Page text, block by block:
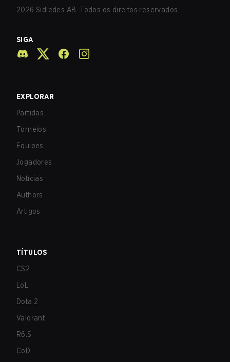
2026 Sidledes AB. Todos os direitos reservados.
SIGA
EXPLORAR
Partidas
Torneios
Equipes
Jogadores
Notícias
Authors
Artigos
TÍTULOS
CS2
LoL
Dota 2
Valorant
R6:S
CoD